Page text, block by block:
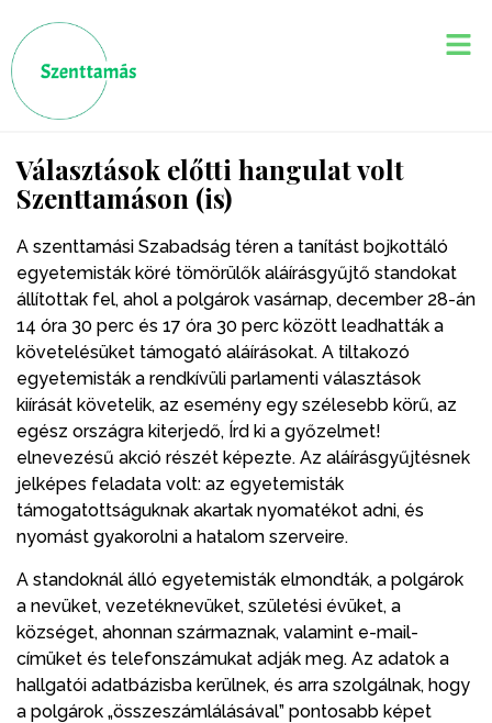
Választások előtti hangulat volt
Szenttamáson (is)
A szenttamási Szabadság téren a tanítást bojkottáló
egyetemisták köré tömörülők aláírásgyűjtő standokat
állítottak fel, ahol a polgárok vasárnap, december 28-án
14 óra 30 perc és 17 óra 30 perc között leadhatták a
követelésüket támogató aláírásokat. A tiltakozó
egyetemisták a rendkívüli parlamenti választások
kiírását követelik, az esemény egy szélesebb körű, az
egész országra kiterjedő, Írd ki a győzelmet!
elnevezésű akció részét képezte. Az aláírásgyűjtésnek
jelképes feladata volt: az egyetemisták
támogatottságuknak akartak nyomatékot adni, és
nyomást gyakorolni a hatalom szerveire.
A standoknál álló egyetemisták elmondták, a polgárok
a nevüket, vezetéknevüket, születési évüket, a
községet, ahonnan származnak, valamint e-mail-
címüket és telefonszámukat adják meg. Az adatok a
hallgatói adatbázisba kerülnek, és arra szolgálnak, hogy
a polgárok „összeszámlálásával” pontosabb képet